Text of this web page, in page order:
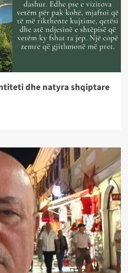
dhe natyra shqiptare